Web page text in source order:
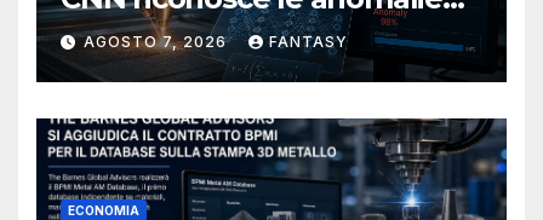
del bagno di fusione
AGOSTO 7, 2026 FANTASY
ECONOMIA